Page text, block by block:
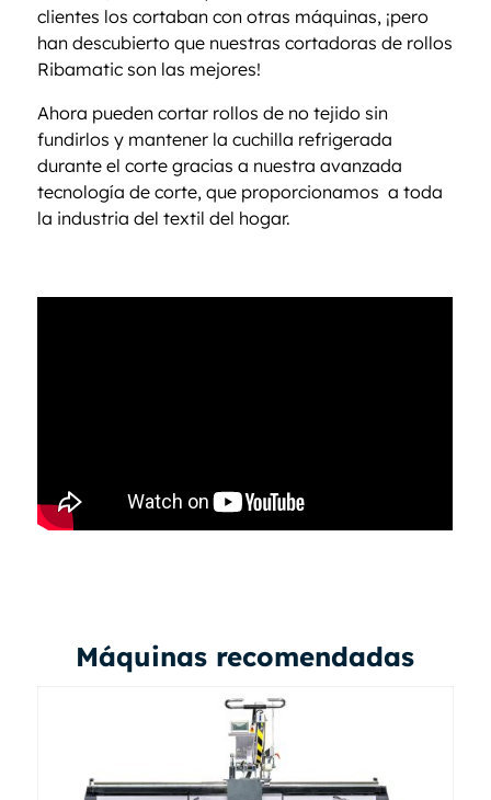
clientes los cortaban con otras máquinas, ¡pero
han descubierto que nuestras cortadoras de rollos
Ribamatic son las mejores!
Ahora pueden cortar rollos de no tejido sin
fundirlos y mantener la cuchilla refrigerada
durante el corte gracias a nuestra avanzada
tecnología de corte, que proporcionamos a toda
la industria del textil del hogar.
Máquinas recomendadas